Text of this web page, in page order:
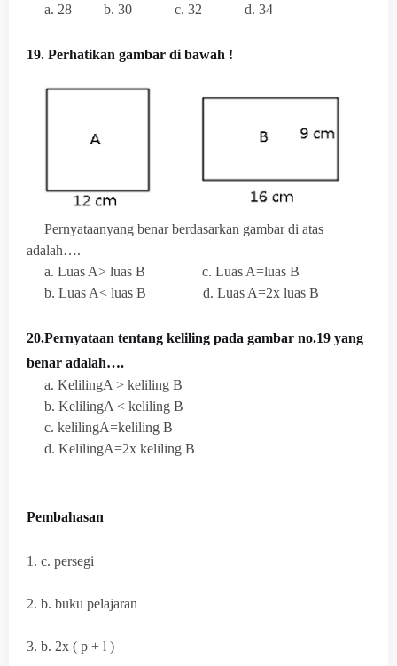
a. 28
b. 30 c. 32 d. 34
19. Perhatikan gambar di bawah !
Pernyataanyang benar berdasarkan gambar di atas
adalah….
a. Luas A> luas B
c. Luas A=luas B
b. Luas A< luas B
d. Luas A=2x luas B
20.Pernyataan tentang keliling pada gambar no.19 yang
benar adalah….
a. KelilingA > keliling B
b. KelilingA < keliling B
c. kelilingA=keliling B
d. KelilingA=2x keliling B
Pembahasan
1. c. persegi
2. b. buku pelajaran
3. b. 2x ( p + l )